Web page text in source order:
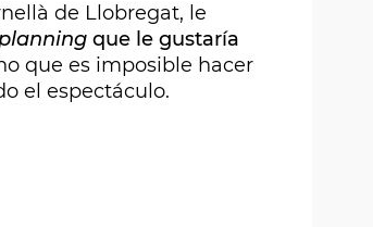
de Llobregat, le
que le gustaría
que es imposible hacer
el espectáculo.